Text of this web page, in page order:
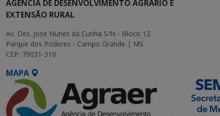
AGÊNCIA DE DESENVOLVIMENTO AGRÁRIO E
EXTENSÃO RURAL
Av. Des. José Nunes da Cunha S/N - Bloco 12
Parque dos Poderes - Campo Grande | MS
CEP: 79031-310
MAPA